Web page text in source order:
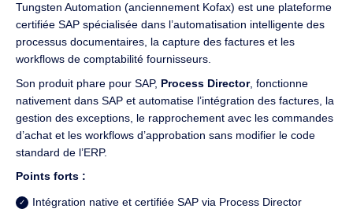
Tungsten Automation (anciennement Kofax) est une plateforme
certifiée SAP spécialisée dans l’automatisation intelligente des
processus documentaires, la capture des factures et les
workflows de comptabilité fournisseurs.
Son produit phare pour SAP, Process Director, fonctionne
nativement dans SAP et automatise l’intégration des factures, la
gestion des exceptions, le rapprochement avec les commandes
d’achat et les workflows d’approbation sans modifier le code
standard de l’ERP.
Points forts :
Intégration native et certifiée SAP via Process Director